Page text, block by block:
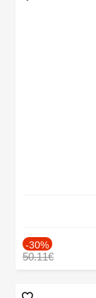
-30%
50.11€